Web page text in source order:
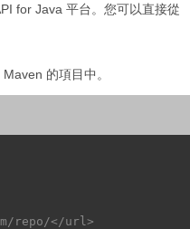
for Java 平台。您可以直接從
的項目中。
repo/</url>